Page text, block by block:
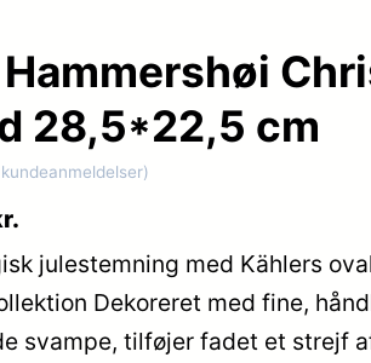
28,5*22,5 cm
julestemning med Kählers
Dekoreret med fine,
svampe, tilføjer fadet et strejf